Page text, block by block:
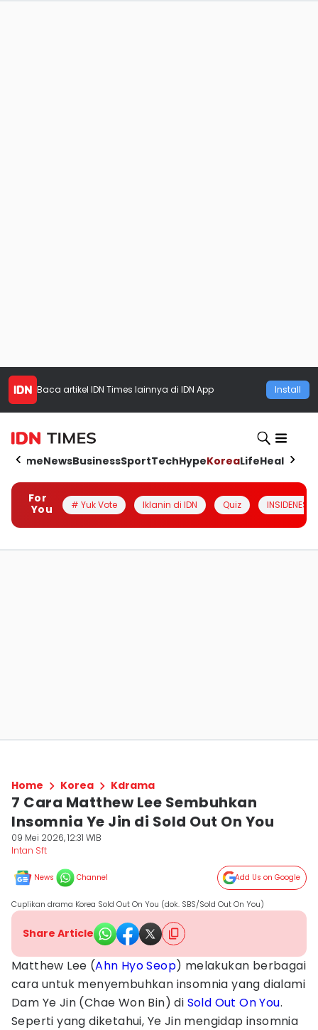
Baca artikel IDN Times lainnya di IDN App Install
HomeNewsBusinessSportTechHypeKoreaLifeHealth
For
You
# Yuk Vote Iklanin di IDN Quiz INSIDENESIA
Home Korea Kdrama
7 Cara Matthew Lee Sembuhkan
Insomnia Ye Jin di Sold Out On You
09 Mei 2026, 12:31 WIB
Intan Sft
News Channel Add Us on Google
Cuplikan drama Korea Sold Out On You (dok. SBS/Sold Out On You)
Share Article
Matthew Lee (Ahn Hyo Seop) melakukan berbagai
cara untuk menyembuhkan insomnia yang dialami
Dam Ye Jin (Chae Won Bin) di Sold Out On You.
Seperti yang diketahui, Ye Jin mengidap insomnia